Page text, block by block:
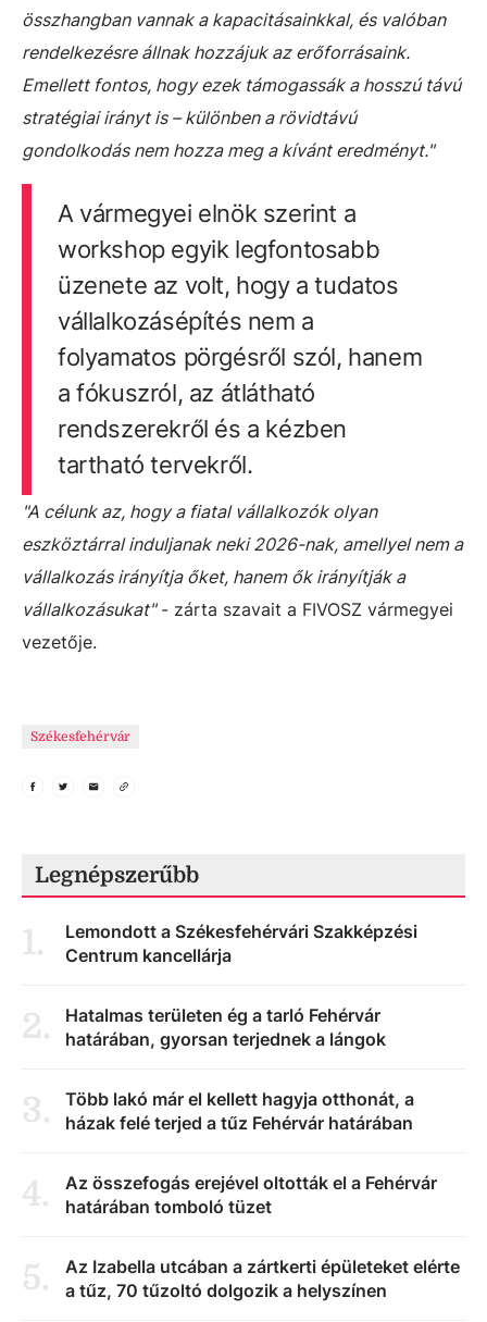
összhangban vannak a kapacitásainkkal, és valóban
rendelkezésre állnak hozzájuk az erőforrásaink.
Emellett fontos, hogy ezek támogassák a hosszú távú
stratégiai irányt is – különben a rövidtávú
gondolkodás nem hozza meg a kívánt eredményt."
A vármegyei elnök szerint a
workshop egyik legfontosabb
üzenete az volt, hogy a tudatos
vállalkozásépítés nem a
folyamatos pörgésről szól, hanem
a fókuszról, az átlátható
rendszerekről és a kézben
tartható tervekről.
"A célunk az, hogy a fiatal vállalkozók olyan
eszköztárral induljanak neki 2026-nak, amellyel nem a
vállalkozás irányítja őket, hanem ők irányítják a
vállalkozásukat"- zárta szavait a FIVOSZ vármegyei
vezetője.
Székesfehérvár
Legnépszerűbb
1.
Lemondott a Székesfehérvári Szakképzési
Centrum kancellárja
2.
Hatalmas területen ég a tarló Fehérvár
határában, gyorsan terjednek a lángok
3.
Több lakó már el kellett hagyja otthonát, a
házak felé terjed a tűz Fehérvár határában
4.
Az összefogás erejével oltották el a Fehérvár
határában tomboló tüzet
5.
Az Izabella utcában a zártkerti épületeket elérte
a tűz, 70 tűzoltó dolgozik a helyszínen